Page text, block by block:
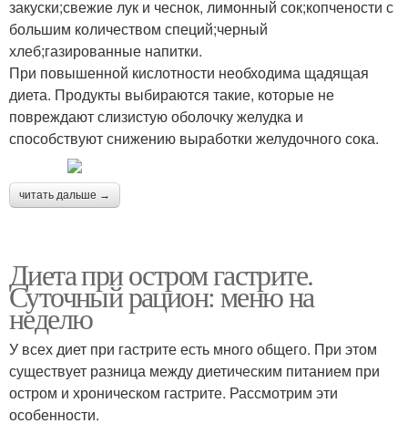
закуски;свежие лук и чеснок, лимонный сок;копчености с
большим количеством специй;черный
хлеб;газированные напитки.
При повышенной кислотности необходима щадящая
диета. Продукты выбираются такие, которые не
повреждают слизистую оболочку желудка и
способствуют снижению выработки желудочного сока.
читать дальше →
Диета при остром гастрите.
Суточный рацион: меню на
неделю
У всех диет при гастрите есть много общего. При этом
существует разница между диетическим питанием при
остром и хроническом гастрите. Рассмотрим эти
особенности.